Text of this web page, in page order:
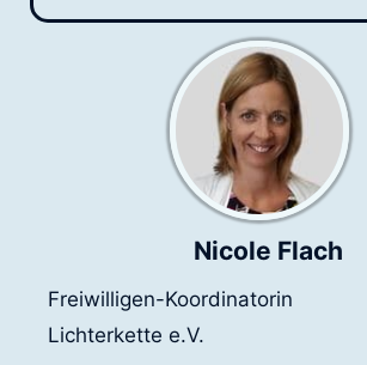
Nicole Flach
Freiwilligen-Koordinatorin
Lichterkette e.V.